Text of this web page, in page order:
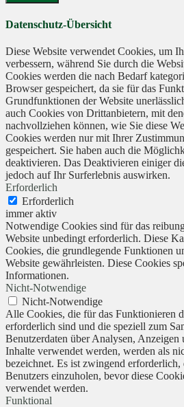
Datenschutz-Übersicht
Diese Website verwendet Cookies, um
verbessern, während Sie durch die
Cookies werden die nach Bedarf
Browser gespeichert, da sie für das
Grundfunktionen der Website
auch Cookies von Drittanbietern, mit
nachvollziehen können, wie Sie diese
Cookies werden nur mit Ihrer
gespeichert. Sie haben auch die
deaktivieren. Das Deaktivieren einiger
jedoch auf Ihr Surferlebnis auswirken.
Erforderlich
Erforderlich
immer aktiv
Notwendige Cookies sind für das
Website unbedingt erforderlich. Diese
Cookies, die grundlegende Funktionen
Website gewährleisten. Diese Cookies
Informationen.
Nicht-Notwendige
Nicht-Notwendige
Alle Cookies, die für das Funktionieren
erforderlich sind und die speziell zum
Benutzerdaten über Analysen, Anzeigen
Inhalte verwendet werden, werden als
bezeichnet. Es ist zwingend
Benutzers einzuholen, bevor diese
verwendet werden.
Funktional